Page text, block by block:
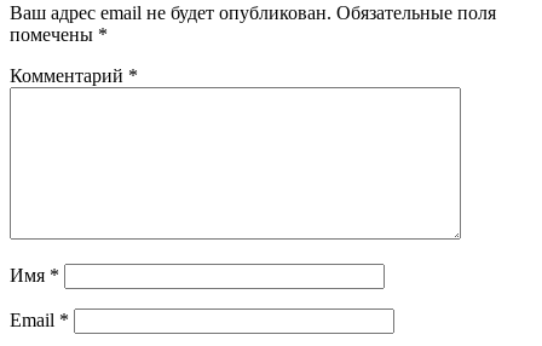
Ваш адрес email не будет опубликован. Обязательные поля
помечены *
Комментарий *
Имя *
Email *